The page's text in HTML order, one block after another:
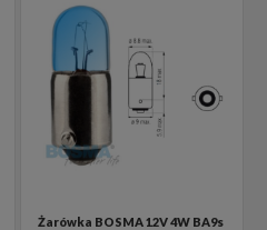
Żarówka BOSMA 12V 4W BA9s